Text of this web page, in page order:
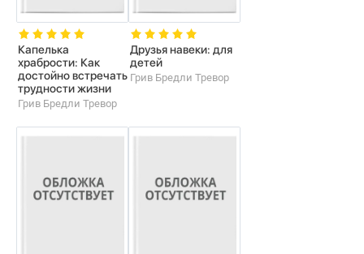
Капелька
храбрости: Как
достойно встречать
трудности жизни
Грив Бредли Тревор
Друзья навеки: для
детей
Грив Бредли Тревор